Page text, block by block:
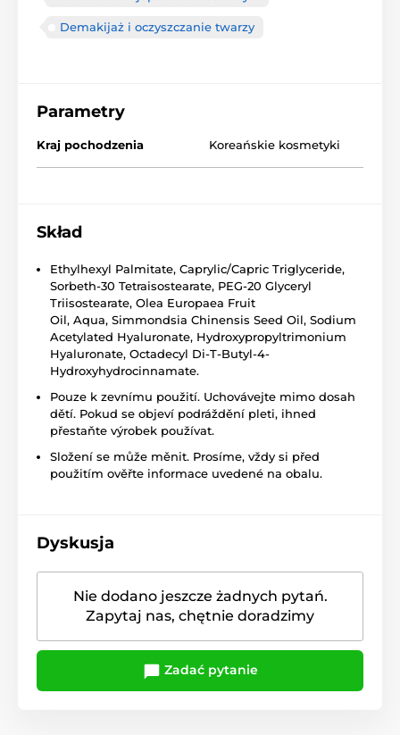
Demakijaż i oczyszczanie twarzy
Parametry
Kraj pochodzenia Koreańskie kosmetyki
Skład
Ethylhexyl Palmitate, Caprylic/Capric Triglyceride,
Sorbeth-30 Tetraisostearate, PEG-20 Glyceryl
Triisostearate, Olea Europaea Fruit
Oil, Aqua, Simmondsia Chinensis Seed Oil, Sodium
Acetylated Hyaluronate, Hydroxypropyltrimonium
Hyaluronate, Octadecyl Di-T-Butyl-4-
Hydroxyhydrocinnamate.​
Pouze k zevnímu použití. Uchovávejte mimo dosah
dětí. Pokud se objeví podráždění pleti, ihned
přestaňte výrobek používat.
Složení se může měnit. Prosíme, vždy si před
použitím ověřte informace uvedené na obalu.
Dyskusja
Nie dodano jeszcze żadnych pytań.
Zapytaj nas, chętnie doradzimy
Zadać pytanie